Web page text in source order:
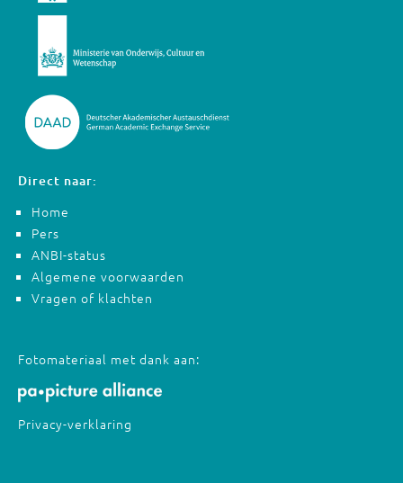
Direct naar:
Home
Pers
ANBI-status
Algemene voorwaarden
Vragen of klachten
Fotomateriaal met dank aan:
Privacy-verklaring